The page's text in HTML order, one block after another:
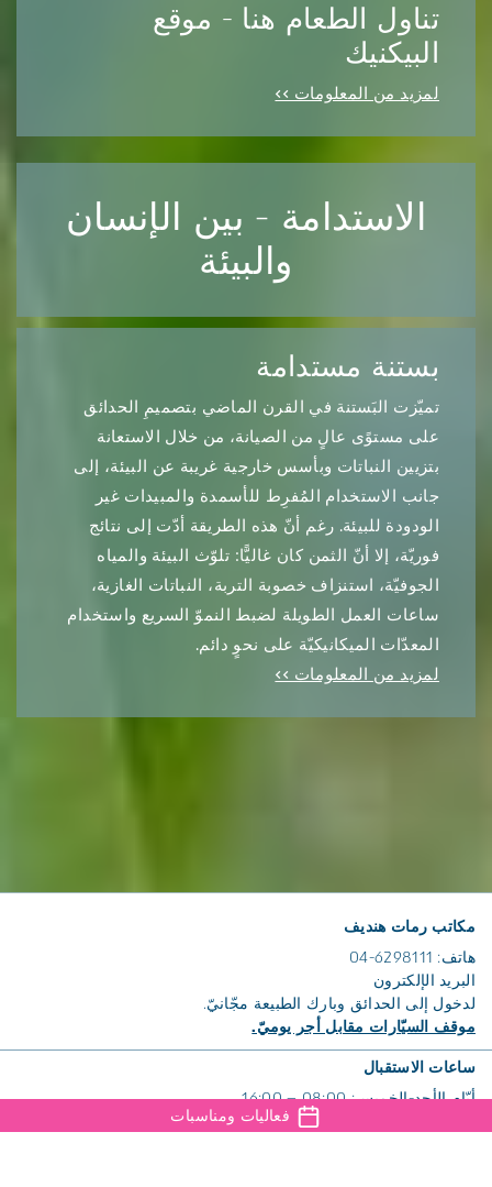
تناول الطعام هنا - موقع
البيكنيك
لمزيد من المعلومات >>
الاستدامة - بين الإنسان
والبيئة
بستنة مستدامة
تميّزت البَستنة في القرن الماضي بتصميمِ الحدائق
على مستوًى عالٍ من الصيانة، من خلال الاستعانة
بتزيين النباتات وبأسس خارجية غريبة عن البيئة، إلى
جانب الاستخدام المُفرِط للأسمدة والمبيدات غير
الودودة للبيئة. رغم أنّ هذه الطريقة أدّت إلى نتائج
فوريّة، إلا أنّ الثمن كان غاليًّا: تلوّث البيئة والمياه
الجوفيّة، استنزاف خصوبة التربة، النباتات الغازية،
ساعات العمل الطويلة لضبط النموّ السريع واستخدام
المعدّات الميكانيكيّة على نحوٍ دائم.
لمزيد من المعلومات >>
فعاليات ومناسبات
مكاتب رمات هنديف
هاتف: 6298111-04
البريد الإلكترون
لدخول إلى الحدائق وبارك الطبيعة مجّانيّ.
موقف السيّارات مقابل أجر يوميّ.
ساعات الاستقبال
أيّام الأحد-الخميس: 08:00 – 16:00